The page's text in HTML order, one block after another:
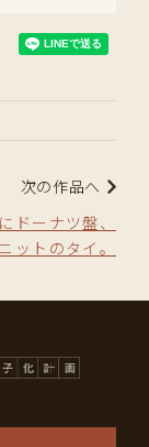
次の作品へ
ドーナツ盤、
ットのタイ。